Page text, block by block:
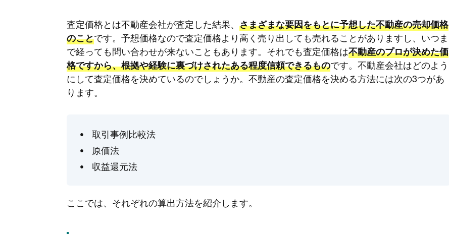
査定価格とは不動産会社が査定した結果、 さまざまな要因をもとに予想した不動産の売却価格
のことです。予想価格なので査定価格より高く売り出しても売れることがありますし、いつま
で経っても問い合わせが来ないこともあります。それでも査定価格は不動産のプロが決めた価
格ですから、根拠や経験に裏づけされたある程度信頼できるものです。不動産会社はどのよう
にして査定価格を決めているのでしょうか。不動産の査定価格を決める方法には次の3つがあ
ります。
取引事例比較法
原価法
収益還元法
ここでは、それぞれの算出方法を紹介します。